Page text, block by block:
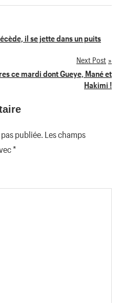
il se jette dans un puits
Next Post
ce mardi dont Gueye, Mané et
Hakimi !
publiée. Les champs
*